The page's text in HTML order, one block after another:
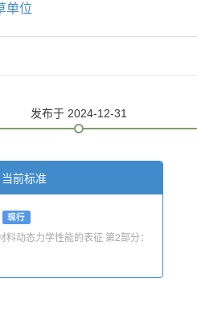
单位
发布于 2024-12-31
当前标准
现行
动态力学性能的表征 第2部分：